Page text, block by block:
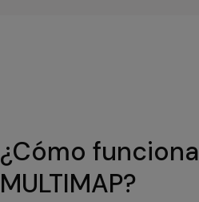
¿Cómo funciona
MULTIMAP?